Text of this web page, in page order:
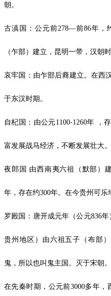
朝。
古滇国：公元前278—前86年，
（乍部）建立，昆明一带，汉朝时
哀牢国：由乍部后裔建立。在西
于东汉时期。
自杞国：由公元1100-1260年 ，
富发展战马经济，不断发展壮大。
夜郎国 由西南夷六祖（默部）
年，存在约300年。在今贵州可乐
罗殿国：唐开成元年（公元836
贵州地区）由六祖五子（布部
鬼，所以也叫鬼主国。灭于宋朝。
在先秦时期，公元前3000多年